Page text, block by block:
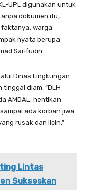
UPL digunakan untuk
dokumen itu,
warga
nyata berupa
Sarifudin.
Dinas Lingkungan
diam. “DLH
AMDAL, hentikan
ada korban jiwa
rusak dan licin,”
Lintas
Sukseskan